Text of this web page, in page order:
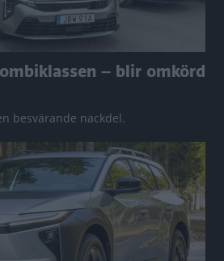
– blir omkörd
besvärande nackdel.